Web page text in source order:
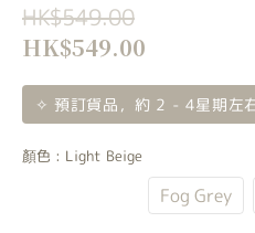
HK$549.00
HK$549.00
✧ 預訂貨品，約 2 - 4星期左
顏色 : Light Beige
Fog Grey